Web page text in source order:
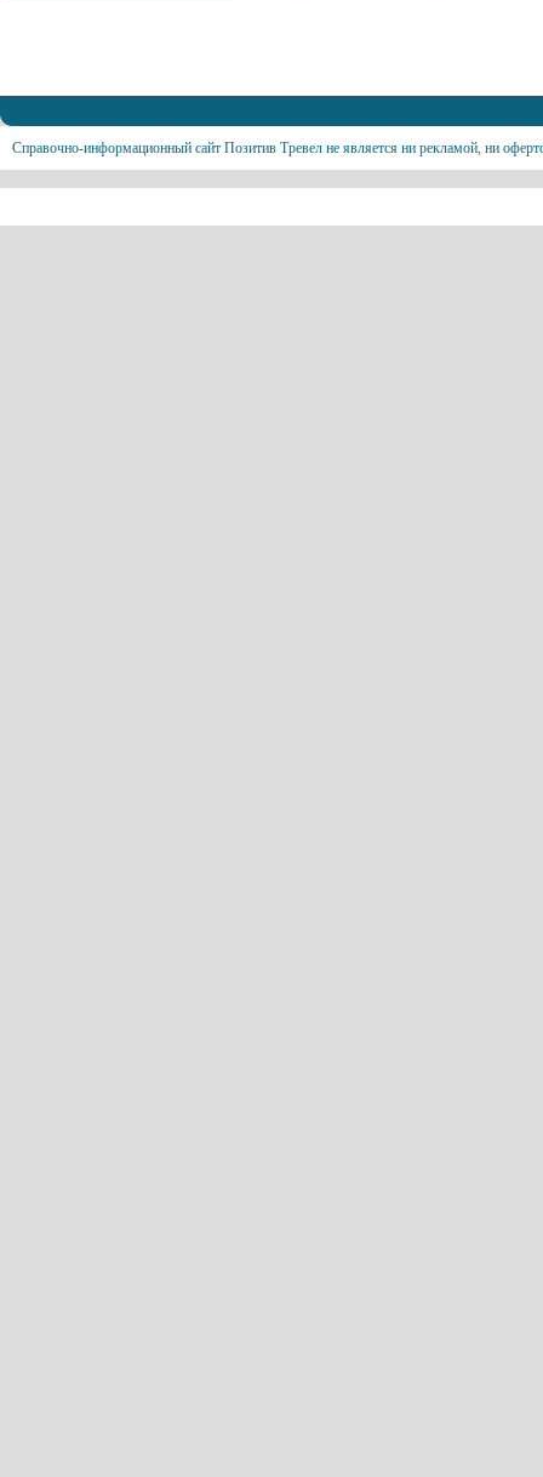
Справочно-информационный сайт Позитив Тревел не является ни рекламой, ни